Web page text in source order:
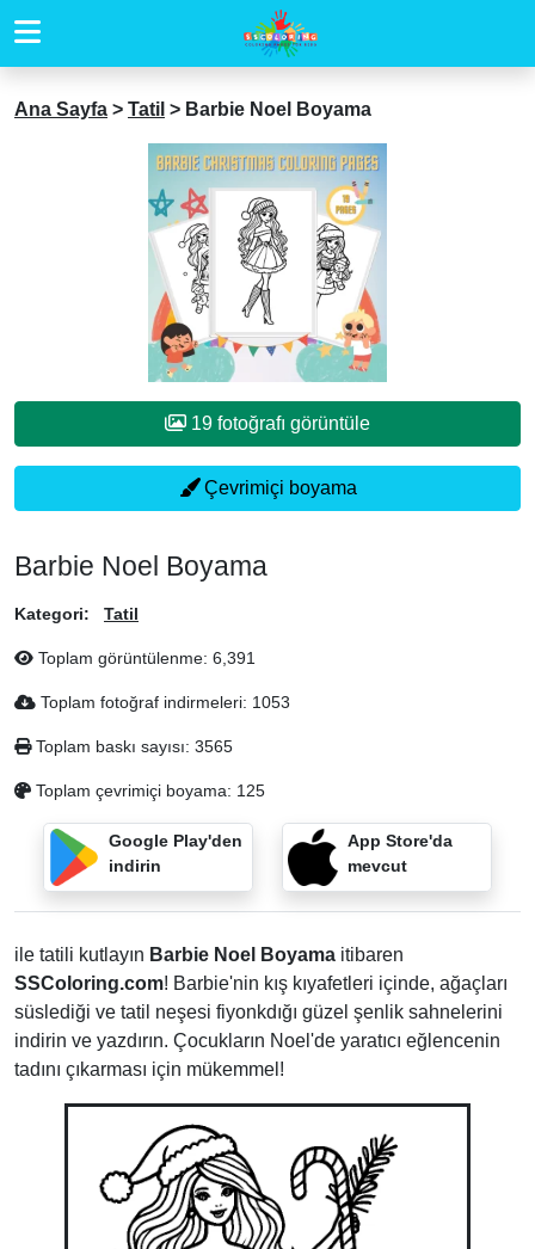
Ana Sayfa > Tatil > Barbie Noel Boyama
19 fotoğrafı görüntüle
Çevrimiçi boyama
Barbie Noel Boyama
Kategori: Tatil
Toplam görüntülenme: 6,391
Toplam fotoğraf indirmeleri: 1053
Toplam baskı sayısı: 3565
Toplam çevrimiçi boyama: 125
Google Play'den
indirin
App Store'da
mevcut
ile tatili kutlayın Barbie Noel Boyama itibaren
SSColoring.com! Barbie'nin kış kıyafetleri içinde, ağaçları
süslediği ve tatil neşesi fiyonkdığı güzel şenlik sahnelerini
indirin ve yazdırın. Çocukların Noel'de yaratıcı eğlencenin
tadını çıkarması için mükemmel!